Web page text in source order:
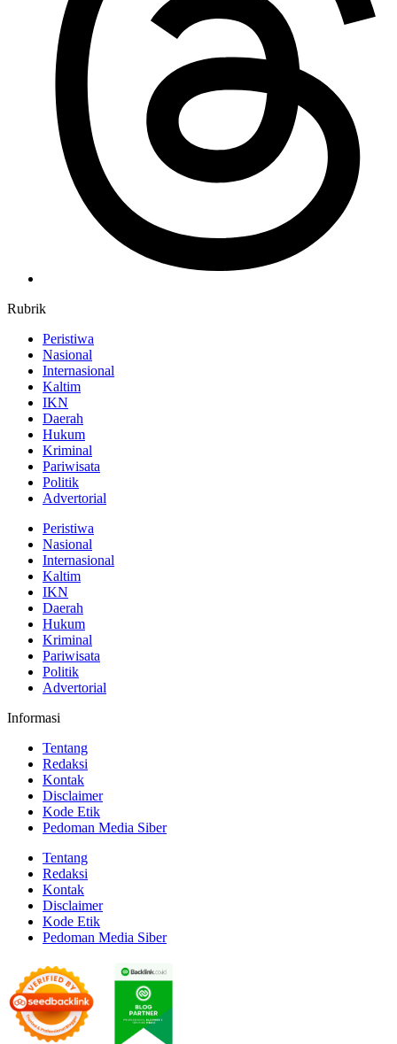
Rubrik
Peristiwa
Nasional
Internasional
Kaltim
IKN
Daerah
Hukum
Kriminal
Pariwisata
Politik
Advertorial
Peristiwa
Nasional
Internasional
Kaltim
IKN
Daerah
Hukum
Kriminal
Pariwisata
Politik
Advertorial
Informasi
Tentang
Redaksi
Kontak
Disclaimer
Kode Etik
Pedoman Media Siber
Tentang
Redaksi
Kontak
Disclaimer
Kode Etik
Pedoman Media Siber